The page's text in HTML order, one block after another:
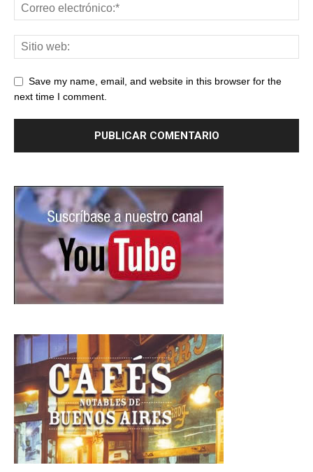
Save my name, email, and website in this browser for the
next time I comment.